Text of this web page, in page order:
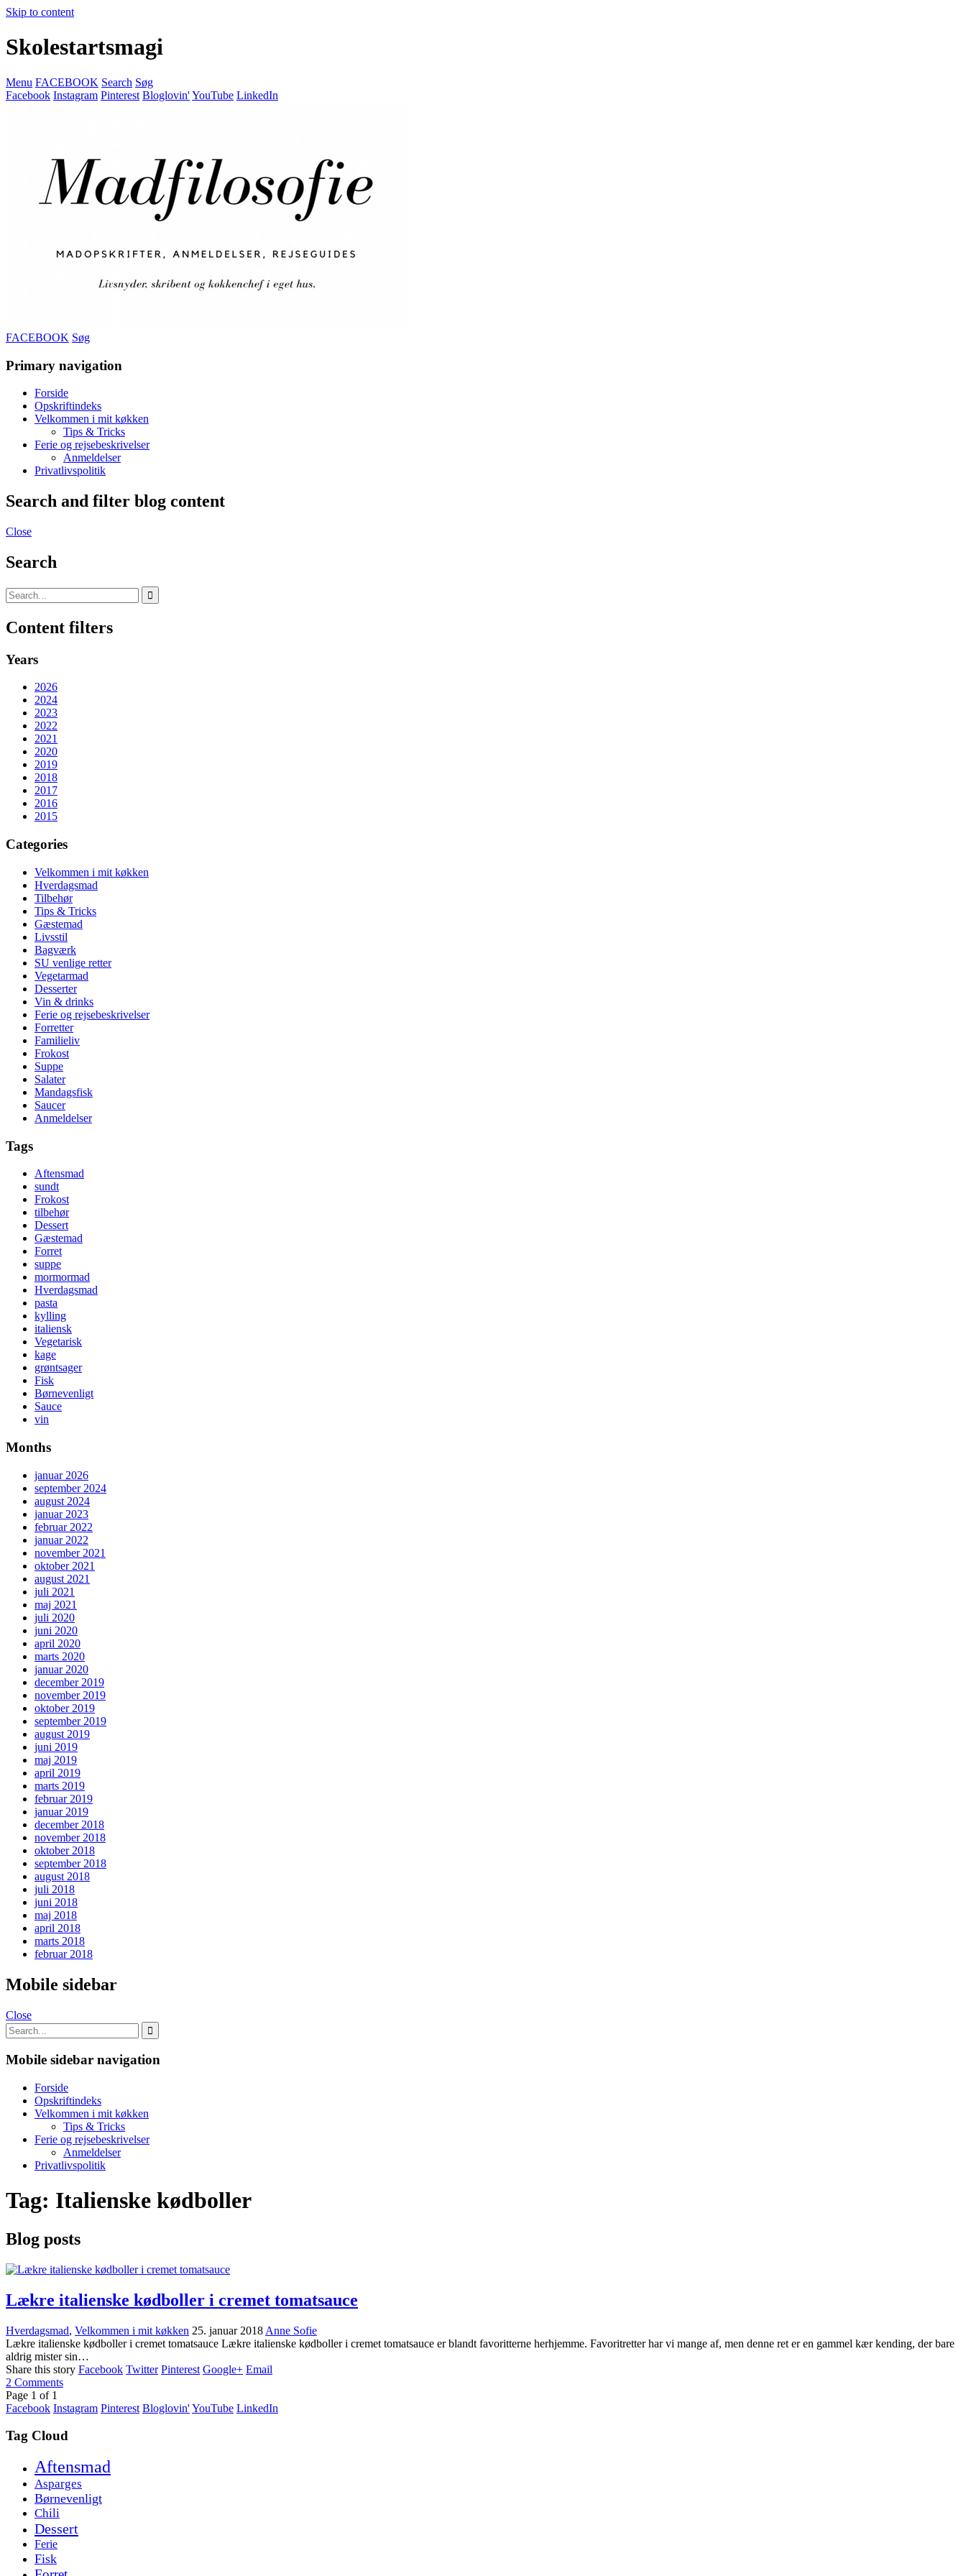
Skip to content
Skolestartsmagi
Menu FACEBOOK Search Søg
Facebook Instagram Pinterest Bloglovin'YouTube LinkedIn
FACEBOOK Søg
Primary navigation
Forside
Opskriftindeks
Velkommen i mit køkken
Tips & Tricks
Ferie og rejsebeskrivelser
Anmeldelser
Privatlivspolitik
Search and filter blog content
Close
Search
Content filters
Years
2026
2024
2023
2022
2021
2020
2019
2018
2017
2016
2015
Categories
Velkommen i mit køkken
Hverdagsmad
Tilbehør
Tips & Tricks
Gæstemad
Livsstil
Bagværk
SU venlige retter
Vegetarmad
Desserter
Vin & drinks
Ferie og rejsebeskrivelser
Forretter
Familieliv
Frokost
Suppe
Salater
Mandagsfisk
Saucer
Anmeldelser
Tags
Aftensmad
sundt
Frokost
tilbehør
Dessert
Gæstemad
Forret
suppe
mormormad
Hverdagsmad
pasta
kylling
italiensk
Vegetarisk
kage
grøntsager
Fisk
Børnevenligt
Sauce
vin
Months
januar 2026
september 2024
august 2024
januar 2023
februar 2022
januar 2022
november 2021
oktober 2021
august 2021
juli 2021
maj 2021
juli 2020
juni 2020
april 2020
marts 2020
januar 2020
december 2019
november 2019
oktober 2019
september 2019
august 2019
juni 2019
maj 2019
april 2019
marts 2019
februar 2019
januar 2019
december 2018
november 2018
oktober 2018
september 2018
august 2018
juli 2018
juni 2018
maj 2018
april 2018
marts 2018
februar 2018
Mobile sidebar
Close
Mobile sidebar navigation
Forside
Opskriftindeks
Velkommen i mit køkken
Tips & Tricks
Ferie og rejsebeskrivelser
Anmeldelser
Privatlivspolitik
Tag: Italienske kødboller
Blog posts
Lækre italienske kødboller i cremet tomatsauce
Hverdagsmad, Velkommen i mit køkken 25. januar 2018 Anne Sofie
Lækre italienske kødboller i cremet tomatsauce Lækre italienske kødboller i cremet tomatsauce er blandt favoritterne herhjemme. Favoritretter har vi mange af, men denne ret er en gammel kær kending, der bare
aldrig mister sin…
Share this story Facebook Twitter Pinterest Google+ Email
2 Comments
Page 1 of 1
Facebook Instagram Pinterest Bloglovin'YouTube LinkedIn
Tag Cloud
Aftensmad
Asparges
Børnevenligt
Chili
Dessert
Ferie
Fisk